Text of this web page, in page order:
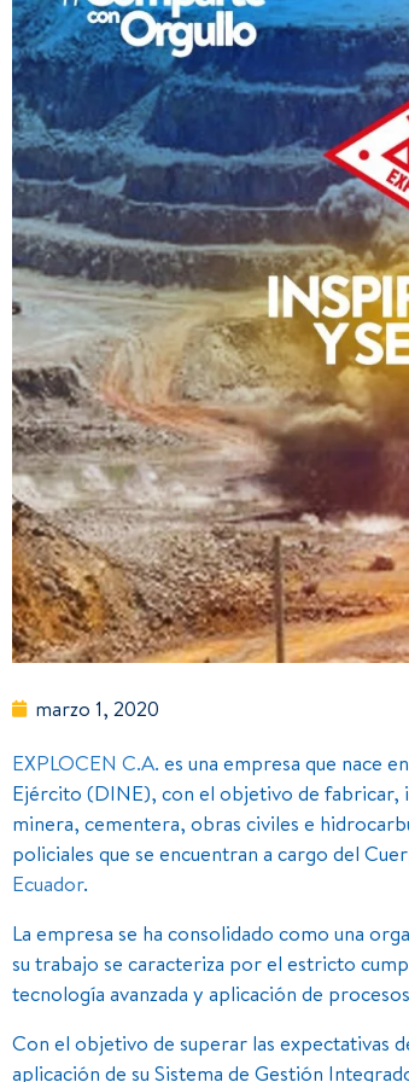
marzo 1, 2020
EXPLOCEN C.A. es una empresa que nace
Ejército (DINE), con el objetivo de fabricar,
minera, cementera, obras civiles e
policiales que se encuentran a cargo del
Ecuador.
La empresa se ha consolidado como una
su trabajo se caracteriza por el estricto
tecnología avanzada y aplicación de
Con el objetivo de superar las expectativas
aplicación de su Sistema de Gestión